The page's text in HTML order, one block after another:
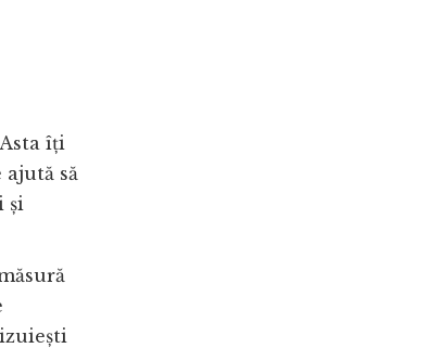
îți
să
și